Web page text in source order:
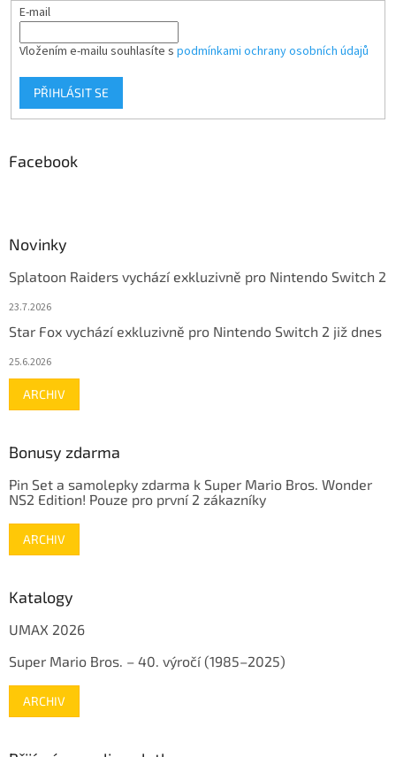
E-mail
Vložením e-mailu souhlasíte s podmínkami ochrany osobních údajů
PŘIHLÁSIT SE
Facebook
Novinky
Splatoon Raiders vychází exkluzivně pro Nintendo Switch 2
23.7.2026
Star Fox vychází exkluzivně pro Nintendo Switch 2 již dnes
25.6.2026
ARCHIV
Bonusy zdarma
Pin Set a samolepky zdarma k Super Mario Bros. Wonder
NS2 Edition! Pouze pro první 2 zákazníky
ARCHIV
Katalogy
UMAX 2026
Super Mario Bros. – 40. výročí (1985–2025)
ARCHIV